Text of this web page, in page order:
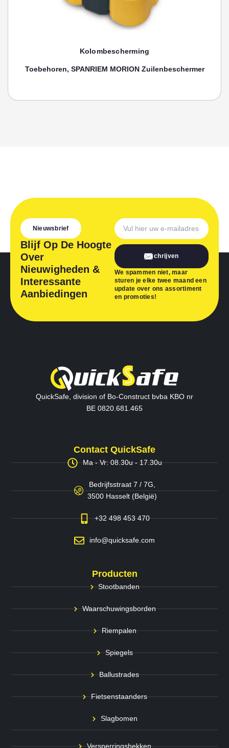
Kolombescherming
Toebehoren, SPANRIEM MORION Zuilenbeschermer
Nieuwsbrief
Blijf Op De Hoogte
Over
Nieuwigheden &
Interessante
Aanbiedingen
Inschrijven
We spammen niet, maar
sturen je elke twee maand een
update over ons assortiment
en promoties!
QuickSafe, division of Bo-Construct bvba KBO nr
BE 0820.681.465
Contact QuickSafe
Ma - Vr: 08.30u - 17.30u
Bedrijfsstraat 7 / 7G,
3500 Hasselt (België)
+32 498 453 470
info@quicksafe.com
Producten
Stootbanden
Waarschuwingsborden
Riempalen
Spiegels
Ballustrades
Fietsenstaanders
Slagbomen
Versperringshekken